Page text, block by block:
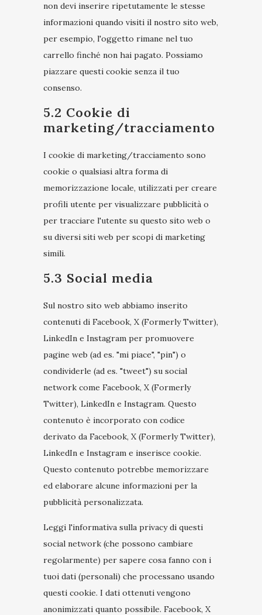
non devi inserire ripetutamente le stesse
informazioni quando visiti il nostro sito web,
per esempio, l'oggetto rimane nel tuo
carrello finché non hai pagato. Possiamo
piazzare questi cookie senza il tuo
consenso.
5.2 Cookie di
marketing/tracciamento
I cookie di marketing/tracciamento sono
cookie o qualsiasi altra forma di
memorizzazione locale, utilizzati per creare
profili utente per visualizzare pubblicità o
per tracciare l'utente su questo sito web o
su diversi siti web per scopi di marketing
simili.
5.3 Social media
Sul nostro sito web abbiamo inserito
contenuti di Facebook, X (Formerly Twitter),
LinkedIn e Instagram per promuovere
pagine web (ad es. "mi piace", "pin") o
condividerle (ad es. "tweet") su social
network come Facebook, X (Formerly
Twitter), LinkedIn e Instagram. Questo
contenuto è incorporato con codice
derivato da Facebook, X (Formerly Twitter),
LinkedIn e Instagram e inserisce cookie.
Questo contenuto potrebbe memorizzare
ed elaborare alcune informazioni per la
pubblicità personalizzata.
Leggi l'informativa sulla privacy di questi
social network (che possono cambiare
regolarmente) per sapere cosa fanno con i
tuoi dati (personali) che processano usando
questi cookie. I dati ottenuti vengono
anonimizzati quanto possibile. Facebook, X